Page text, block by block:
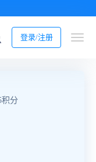
登录/注册
积分